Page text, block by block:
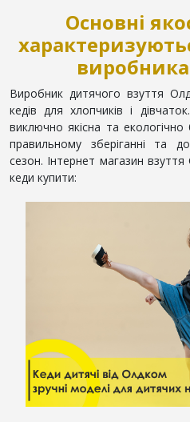
Основні
виробника
Виробник дитячого взуття
кедів для хлопчиків і
виключно якісна та
правильному зберіганні та
сезон. Інтернет магазин
кеди купити: